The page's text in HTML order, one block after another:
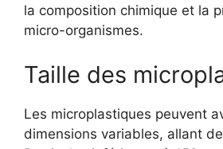
la composition chimique et la
micro-organismes.
Taille des
Les microplastiques peuvent
dimensions variables, allant